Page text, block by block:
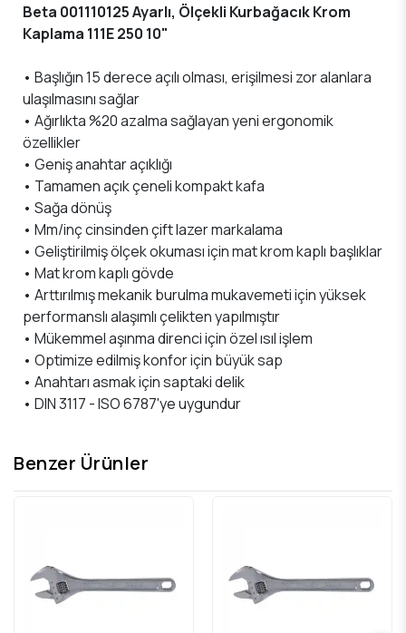
Beta 001110125 Ayarlı, Ölçekli Kurbağacık Krom
Kaplama 111E 250 10"
• Başlığın 15 derece açılı olması, erişilmesi zor alanlara
ulaşılmasını sağlar
• Ağırlıkta %20 azalma sağlayan yeni ergonomik
özellikler
• Geniş anahtar açıklığı
• Tamamen açık çeneli kompakt kafa
• Sağa dönüş
• Mm/inç cinsinden çift lazer markalama
• Geliştirilmiş ölçek okuması için mat krom kaplı başlıklar
• Mat krom kaplı gövde
• Arttırılmış mekanik burulma mukavemeti için yüksek
performanslı alaşımlı çelikten yapılmıştır
• Mükemmel aşınma direnci için özel ısıl işlem
• Optimize edilmiş konfor için büyük sap
• Anahtarı asmak için saptaki delik
• DIN 3117 - ISO 6787'ye uygundur
Benzer Ürünler